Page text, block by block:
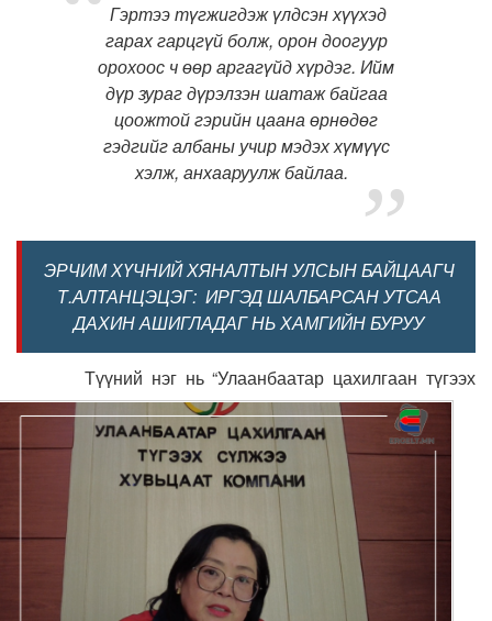
Гэртээ түгжигдэж үлдсэн хүүхэд
гарах гарцгүй болж, орон доогуур
орохоос ч өөр аргагүйд хүрдэг. Ийм
дүр зураг дүрэлзэн шатаж байгаа
цоожтой гэрийн цаана өрнөдөг
гэдгийг албаны учир мэдэх хүмүүс
хэлж, анхааруулж байлаа.
ЭРЧИМ ХҮЧНИЙ ХЯНАЛТЫН УЛСЫН БАЙЦААГЧ
Т.АЛТАНЦЭЦЭГ: ИРГЭД ШАЛБАРСАН УТСАА
ДАХИН АШИГЛАДАГ НЬ ХАМГИЙН БУРУУ
Түүний нэг нь “Улаанбаатар цахилгаан түгээх